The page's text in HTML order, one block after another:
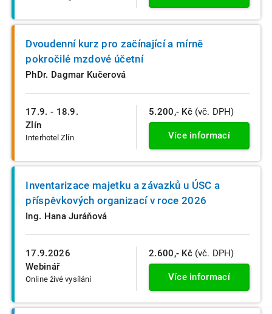
17.9. - 18.9.
Zlín
Interhotel Zlín
Dvoudenní kurz pro začínající a mírně
pokročilé mzdové účetní
PhDr. Dagmar Kučerová
5.200,- Kč (vč. DPH)
Více informací
17.9.2026
Webinář
Online živé vysílání
Inventarizace majetku a závazků u ÚSC a
příspěvkových organizací v roce 2026
Ing. Hana Juráňová
2.600,- Kč (vč. DPH)
Více informací